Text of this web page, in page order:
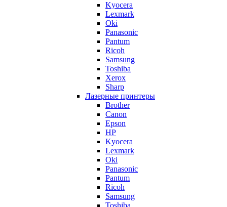
Kyocera
Lexmark
Oki
Panasonic
Pantum
Ricoh
Samsung
Toshiba
Xerox
Sharp
Лазерные принтеры
Brother
Canon
Epson
HP
Kyocera
Lexmark
Oki
Panasonic
Pantum
Ricoh
Samsung
Toshiba